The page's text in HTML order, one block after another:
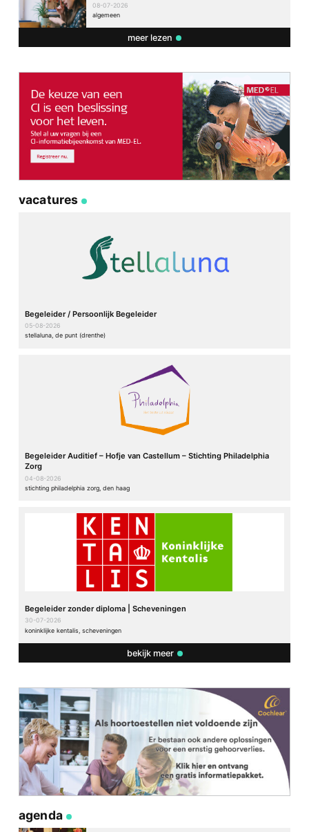
08-07-2026
algemeen
meer lezen
vacatures
Begeleider / Persoonlijk Begeleider
05-08-2026
stellaluna, de punt (drenthe)
Begeleider Auditief – Hofje van Castellum – Stichting Philadelphia
Zorg
04-08-2026
stichting philadelphia zorg, den haag
Begeleider zonder diploma | Scheveningen
30-07-2026
koninklijke kentalis, scheveningen
bekijk meer
agenda